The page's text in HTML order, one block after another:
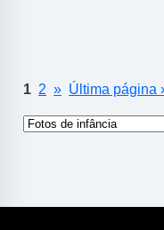
1 2 » Última página